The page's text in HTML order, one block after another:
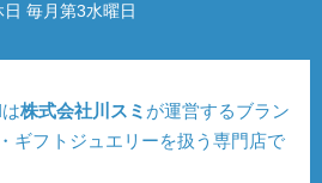
日 毎月第3水曜日
株式会社川スミ が運営するブラン
ギフトジュエリーを扱う専門店で